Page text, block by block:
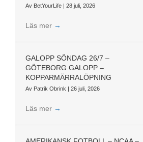
Av BetYourLife |28 juli, 2026
Läs mer →
GALOPP SÖNDAG 26/7 –
GÖTEBORG GALOPP –
KOPPARMÄRRALÖPNING
Av Patrik Obrink |26 juli, 2026
Läs mer →